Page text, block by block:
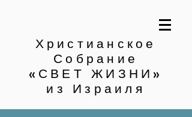
Христианское
Собрание
«СВЕТ ЖИЗНИ»
из Израиля